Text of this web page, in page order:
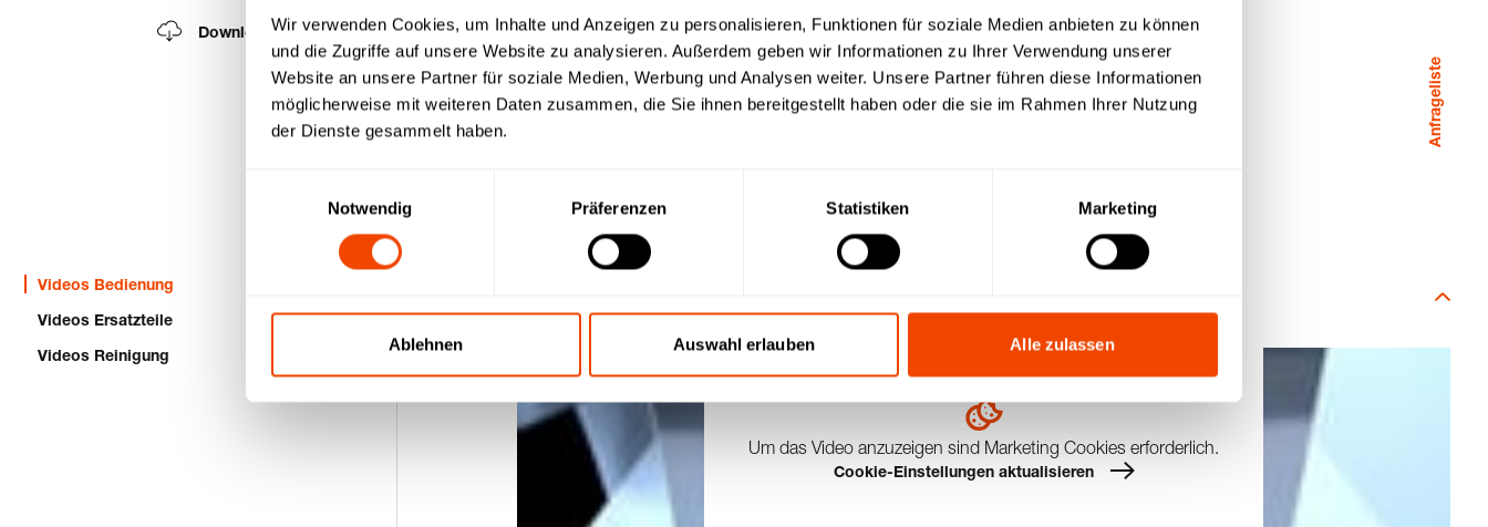
Wir verwenden Cookies, um Inhalte und Anzeigen zu personalisieren, Funktionen für soziale Medien anbieten zu können
und die Zugriffe auf unsere Website zu analysieren. Außerdem geben wir Informationen zu Ihrer Verwendung unserer
Website an unsere Partner für soziale Medien, Werbung und Analysen weiter. Unsere Partner führen diese Informationen
möglicherweise mit weiteren Daten zusammen, die Sie ihnen bereitgestellt haben oder die sie im Rahmen Ihrer Nutzung
der Dienste gesammelt haben.
Notwendig
Präferenzen Statistiken Marketing
Ablehnen Auswahl erlauben Alle zulassen
Download Bedienungsanleitung & weitere Service-Infos
Videos Bedienung
Videos Ersatzteile
Videos Reinigung
Um das Video anzuzeigen sind Marketing Cookies erforderlich.
Cookie-Einstellungen aktualisieren
Anfrageliste